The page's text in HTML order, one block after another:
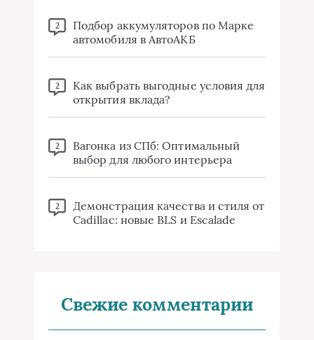
2
Подбор аккумуляторов по Марке
автомобиля в АвтоАКБ
2
Как выбрать выгодные условия для
открытия вклада?
2
Вагонка из СПб: Оптимальный
выбор для любого интерьера
2
Демонстрация качества и стиля от
Cadillac: новые BLS и Escalade
Свежие комментарии